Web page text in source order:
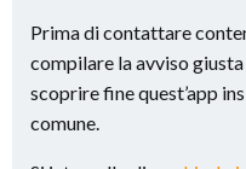
Prima di contattare
compilare la avviso
scoprire fine quest’app
comune.